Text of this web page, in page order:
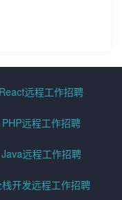
React远程工作招聘
PHP远程工作招聘
Java远程工作招聘
开发远程工作招聘